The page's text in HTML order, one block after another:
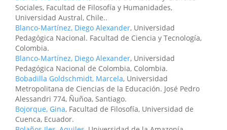
Sociales, Facultad de Filosofía y Humanidades,
Universidad Austral, Chile..
Blanco-Martínez, Diego Alexander, Universidad
Pedagógica Nacional. Facultad de Ciencia y Tecnología,
Colombia.
Blanco-Martínez, Diego Alexander, Universidad
Pedagógica Nacional de Colombia, Colombia.
Bobadilla Goldschmidt, Marcela, Universidad
Metropolitana de Ciencias de la Educación. José Pedro
Alessandri 774, Ñuñoa, Santiago.
Bojorque, Gina, Facultad de Filosofía, Universidad de
Cuenca, Ecuador.